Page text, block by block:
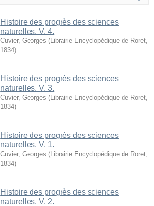
Histoire des progrès des sciences
naturelles. V. 4.
Cuvier, Georges ( Librairie Encyclopédique de Roret
1834)
Histoire des progrès des sciences
naturelles. V. 3.
Cuvier, Georges ( Librairie Encyclopédique de Roret
1834)
Histoire des progrès des sciences
naturelles. V. 1.
Cuvier, Georges ( Librairie Encyclopédique de Roret
1834)
Histoire des progrès des sciences
naturelles. V. 2.